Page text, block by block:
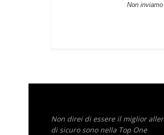
Non
Non direi di essere il miglior
di sicuro sono nella Top One